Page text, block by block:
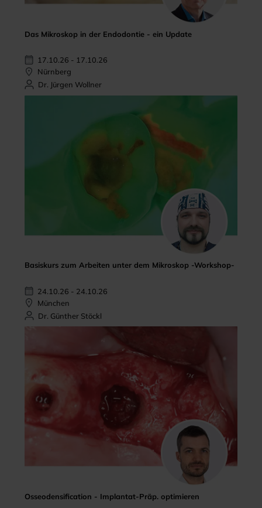
Das Mikroskop in der Endodontie - ein Update
17.10.26 - 17.10.26
Nürnberg
Dr. Jürgen Wollner
Basiskurs zum Arbeiten unter dem Mikroskop -Workshop-
24.10.26 - 24.10.26
München
Dr. Günther Stöckl
Osseodensification - Implantat-Präp. optimieren